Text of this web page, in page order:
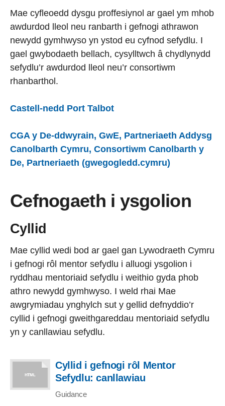
Mae cyfleoedd dysgu proffesiynol ar gael ym mhob
awdurdod lleol neu ranbarth i gefnogi athrawon
newydd gymhwyso yn ystod eu cyfnod sefydlu. I
gael gwybodaeth bellach, cysylltwch â chydlynydd
sefydlu’r awdurdod lleol neu’r consortiwm
rhanbarthol.
Castell-nedd Port Talbot
CGA y De-ddwyrain, GwE, Partneriaeth Addysg
Canolbarth Cymru, Consortiwm Canolbarth y
De, Partneriaeth (gwegogledd.cymru)
Cefnogaeth i ysgolion
Cyllid
Mae cyllid wedi bod ar gael gan Lywodraeth Cymru
i gefnogi rôl mentor sefydlu i alluogi ysgolion i
ryddhau mentoriaid sefydlu i weithio gyda phob
athro newydd gymhwyso. I weld rhai Mae
awgrymiadau ynghylch sut y gellid defnyddio’r
cyllid i gefnogi gweithgareddau mentoriaid sefydlu
yn y canllawiau sefydlu.
Cyllid i gefnogi rôl Mentor
Sefydlu: canllawiau
Guidance